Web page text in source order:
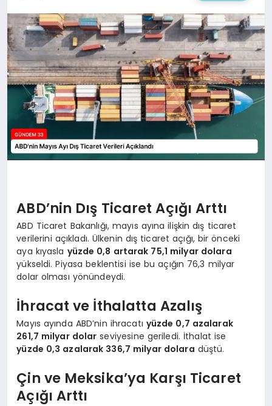
ABD’nin Dış Ticaret Açığı Arttı
ABD Ticaret Bakanlığı, mayıs ayına ilişkin dış ticaret
verilerini açıkladı. Ülkenin dış ticaret açığı, bir önceki
aya kıyasla yüzde 0,8 artarak 75,1 milyar dolara
yükseldi. Piyasa beklentisi ise bu açığın 76,3 milyar
dolar olması yönündeydi.
İhracat ve İthalatta Azalış
Mayıs ayında ABD’nin ihracatı yüzde 0,7 azalarak
261,7 milyar dolar seviyesine geriledi. İthalat ise
yüzde 0,3 azalarak 336,7 milyar dolara düştü.
Çin ve Meksika’ya Karşı Ticaret
Açığı Arttı